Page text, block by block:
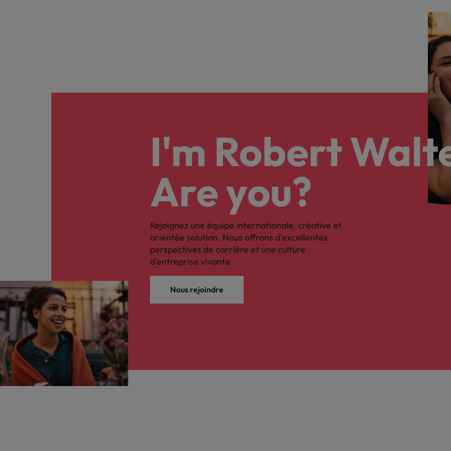
I'm Robert
Are you?
Rejoignez une équipe internationale, créative et
orientée solution. Nous offrons d'excellentes
perspectives de carrière et une culture
d'entreprise vivante.
Nous rejoindre